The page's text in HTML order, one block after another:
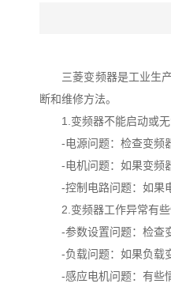
三菱变频器是工业生产
断和维修方法。
1.变频器不能启动或无
-电源问题：检查变频器
-电机问题：如果变频器
-控制电路问题：如果电
2.变频器工作异常有些
-参数设置问题：检查变
-负载问题：如果负载变
-感应电机问题：有些情